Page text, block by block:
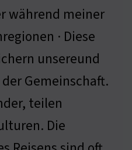
während meiner
· Diese
unsereund
Gemeinschaft.
teilen
Die